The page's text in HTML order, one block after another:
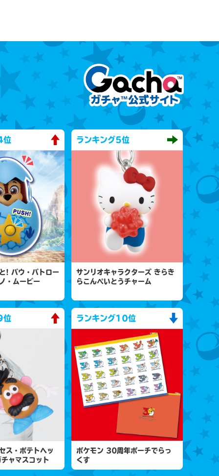
位
! パウ・パトロー
・ムービー
ランキング5位
サンリオキャラクターズ きらき
らこんぺいとうチャーム
位
ス・ポテトヘッ
ャマスコット
ランキング10位
ポケモン 30周年ポーチでらっ
くす